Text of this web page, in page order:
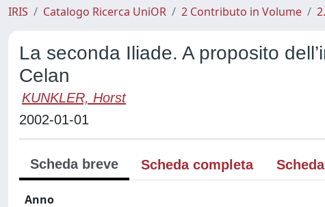
IRIS Catalogo Ricerca UniOR 2 Contributo in Volume
La seconda Iliade. A proposito
Celan
KUNKLER, Horst
2002-01-01
Scheda breve Scheda completa
Anno